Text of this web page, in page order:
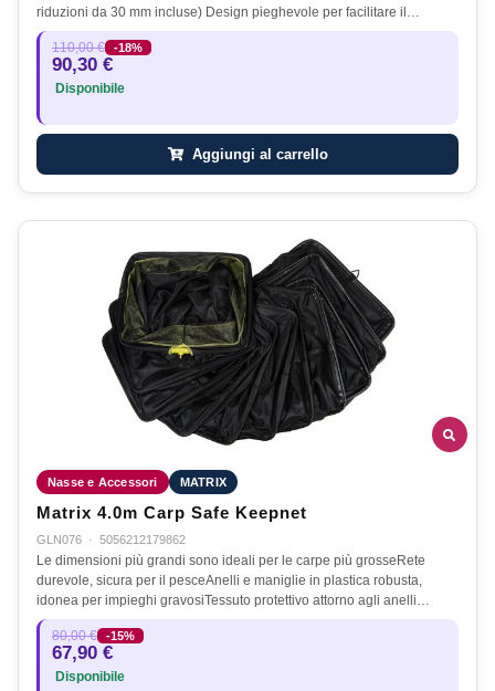
riduzioni da 30 mm incluse) Design pieghevole per facilitare il…
110,00 € -18%
90,30 €
Disponibile
Aggiungi al carrello
Nasse e Accessori MATRIX
Matrix 4.0m Carp Safe Keepnet
GLN076 · 5056212179862
Le dimensioni più grandi sono ideali per le carpe più grosseRete
durevole, sicura per il pesceAnelli e maniglie in plastica robusta,
idonea per impieghi gravosiTessuto protettivo attorno agli anelli…
80,00 € -15%
67,90 €
Disponibile